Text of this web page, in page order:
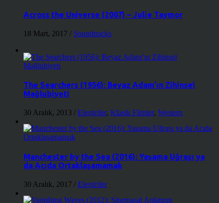
Across the Universe (2007) – Julie Taymor
18 Mart, 2017 / Soundtracks
The Searchers (1956): Beyaz Adam’ın Zihinsel
Mağlubiyeti
30 Aralık, 2013 / Eleştiriler, Klasik Filmler, Western
Manchester by the Sea (2016): Yaşama Uğraşı ya
da Acıda Ortaklaşamamak
30 Aralık, 2017 / Eleştiriler